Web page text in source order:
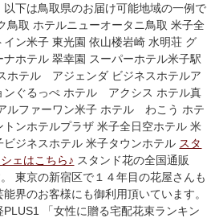
下は鳥取県のお届け可能地域の一例で
鳥取 ホテルニューオータニ鳥取 米子全
ン米子 東光園 依山楼岩崎 水明荘 グ
ホテル 翠幸園 スーパーホテル米子駅
ホテル アジェンダ ビジネスホテルア
ンぐるっぺ ホテル アクシス ホテル真
ルファーワン米子 ホテル わこう ホテ
ンホテルプラザ 米子全日空ホテル 米
ジネスホテル 米子タウンホテル スタ
ェはこちら♪ スタンド花の全国通販
東京の新宿区で１４年目の花屋さんも
界のお客様にも御利用頂いています。
PLUS1 「女性に贈る宅配花束ランキン